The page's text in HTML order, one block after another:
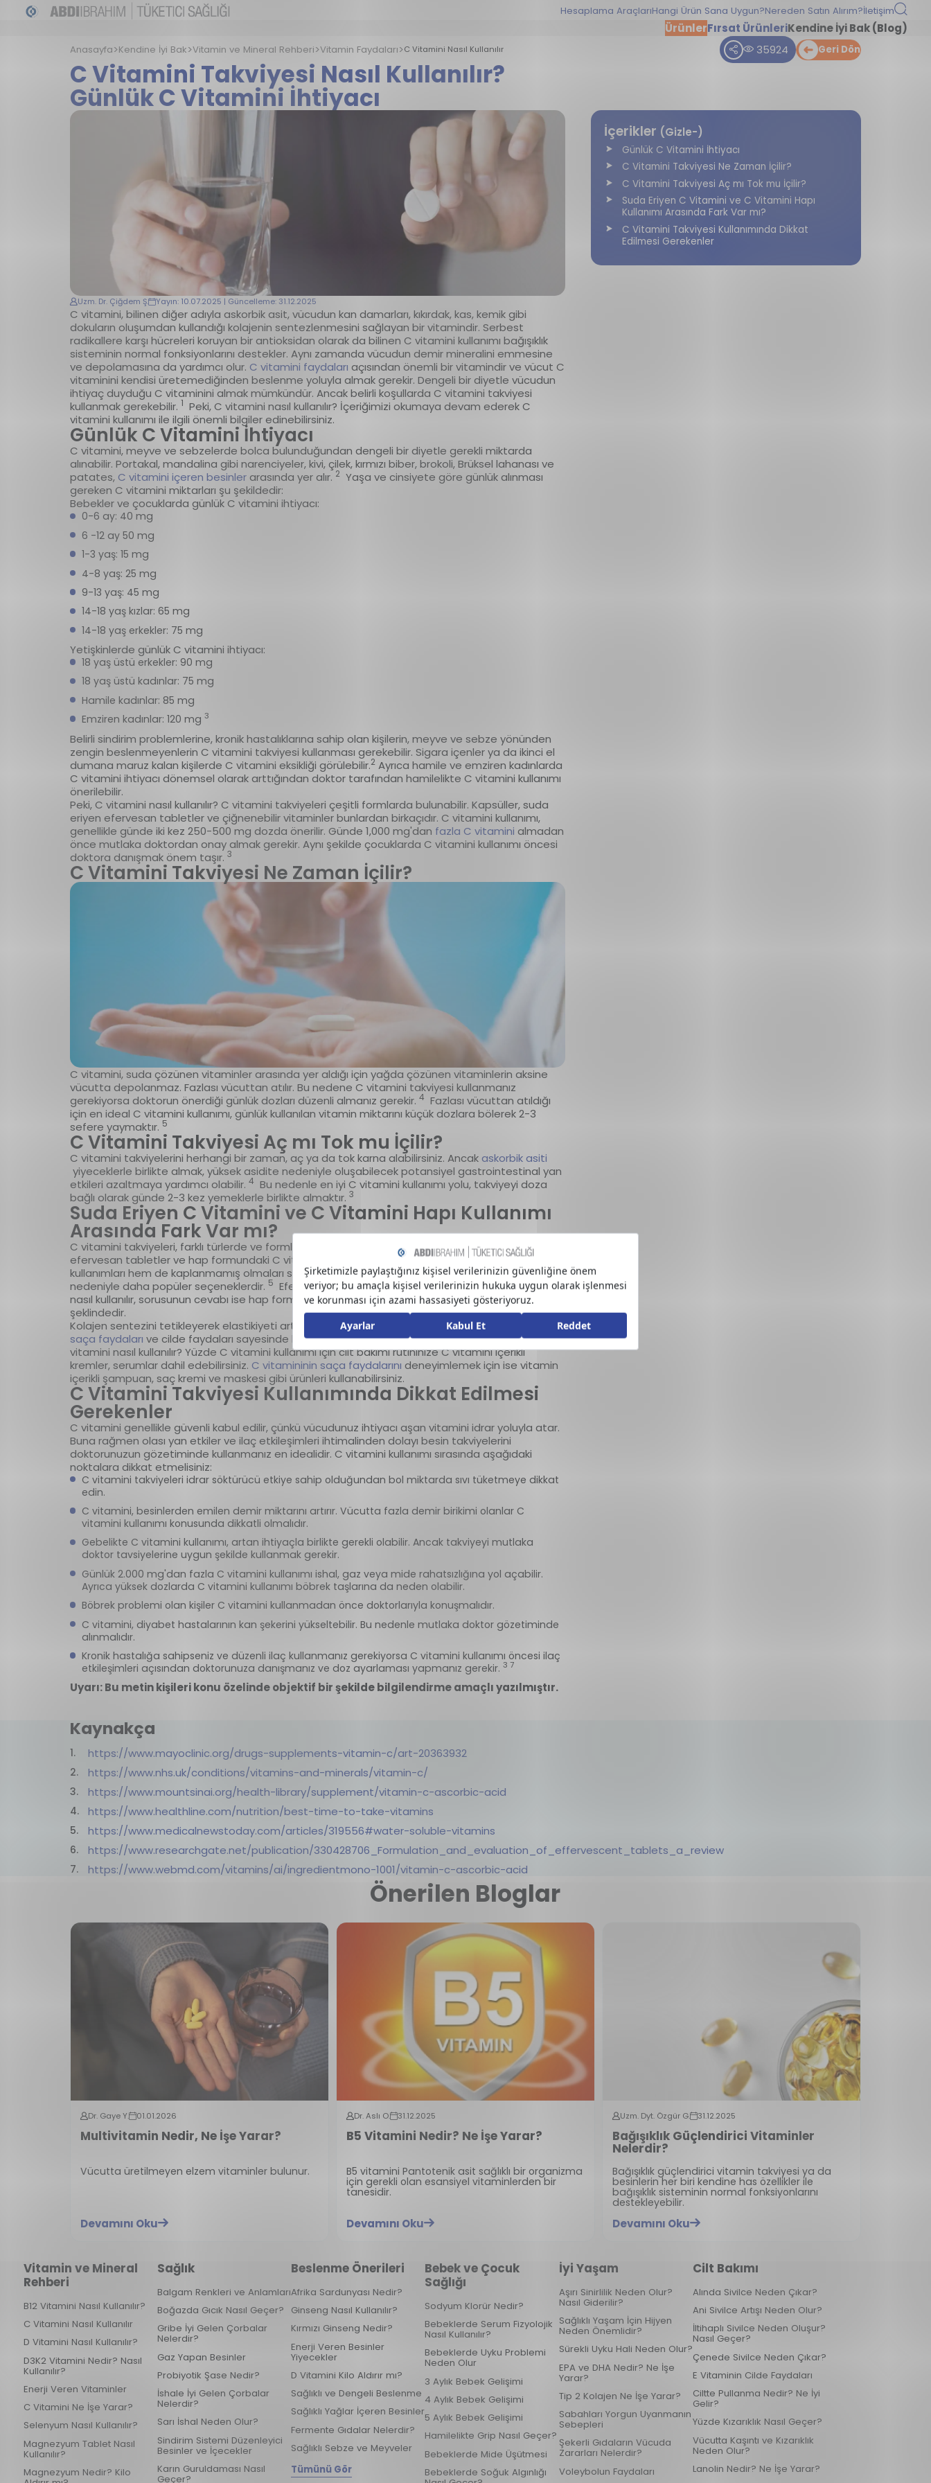
Hesaplama AraçlarıHangi Ürün Sana Uygun?Nereden Satın Alırım?İletişim
ÜrünlerFırsat ÜrünleriKendine İyi Bak (Blog)
Anasayfa Kendine İyi Bak Vitamin ve Mineral Rehberi Vitamin Faydaları C Vitamini Nasıl Kullanılır 35924 Geri Dön
C Vitamini Takviyesi Nasıl Kullanılır?
Günlük C Vitamini İhtiyacı
Uzm. Dr. Çiğdem Ş. Yayın: 10.07.2025 | Güncelleme: 31.12.2025
C vitamini, bilinen diğer adıyla askorbik asit, vücudun kan damarları, kıkırdak, kas, kemik gibi
dokuların oluşumdan kullandığı kolajenin sentezlenmesini sağlayan bir vitamindir. Serbest
radikallere karşı hücreleri koruyan bir antioksidan olarak da bilinen C vitamini kullanımı bağışıklık
sisteminin normal fonksiyonlarını destekler. Aynı zamanda vücudun demir mineralini emmesine
ve depolamasına da yardımcı olur. C vitamini faydaları açısından önemli bir vitamindir ve vücut C
vitaminini kendisi üretemediğinden beslenme yoluyla almak gerekir. Dengeli bir diyetle vücudun
ihtiyaç duyduğu C vitaminini almak mümkündür. Ancak belirli koşullarda C vitamini takviyesi
kullanmak gerekebilir. 1 Peki, C vitamini nasıl kullanılır? İçeriğimizi okumaya devam ederek C
vitamini kullanımı ile ilgili önemli bilgiler edinebilirsiniz.
Günlük C Vitamini İhtiyacı
C vitamini, meyve ve sebzelerde bolca bulunduğundan dengeli bir diyetle gerekli miktarda
alınabilir. Portakal, mandalina gibi narenciyeler, kivi, çilek, kırmızı biber, brokoli, Brüksel lahanası ve
patates, C vitamini içeren besinlerarasında yer alır. 2 Yaşa ve cinsiyete göre günlük alınması
gereken C vitamini miktarları şu şekildedir:
Bebekler ve çocuklarda günlük C vitamini ihtiyacı:
0-6 ay: 40 mg
6 -12 ay 50 mg
1-3 yaş: 15 mg
4-8 yaş: 25 mg
9-13 yaş: 45 mg
14-18 yaş kızlar: 65 mg
14-18 yaş erkekler: 75 mg
Yetişkinlerde günlük C vitamini ihtiyacı:
18 yaş üstü erkekler: 90 mg
18 yaş üstü kadınlar: 75 mg
Hamile kadınlar: 85 mg
Emziren kadınlar: 120 mg 3
Belirli sindirim problemlerine, kronik hastalıklarına sahip olan kişilerin, meyve ve sebze yönünden
zengin beslenmeyenlerin C vitamini takviyesi kullanması gerekebilir. Sigara içenler ya da ikinci el
dumana maruz kalan kişilerde C vitamini eksikliği görülebilir.2Ayrıca hamile ve emziren kadınlarda
C vitamini ihtiyacı dönemsel olarak arttığından doktor tarafından hamilelikte C vitamini kullanımı
önerilebilir.
Peki, C vitamini nasıl kullanılır? C vitamini takviyeleri çeşitli formlarda bulunabilir. Kapsüller, suda
eriyen efervesan tabletler ve çiğnenebilir vitaminler bunlardan birkaçıdır. C vitamini kullanımı,
genellikle günde iki kez 250-500 mg dozda önerilir. Günde 1,000 mg'dan fazla C vitamini almadan
önce mutlaka doktordan onay almak gerekir. Aynı şekilde çocuklarda C vitamini kullanımı öncesi
doktora danışmak önem taşır. 3
C Vitamini Takviyesi Ne Zaman İçilir?
C vitamini, suda çözünen vitaminler arasında yer aldığı için yağda çözünen vitaminlerin aksine
vücutta depolanmaz. Fazlası vücuttan atılır. Bu nedene C vitamini takviyesi kullanmanız
gerekiyorsa doktorun önerdiği günlük dozları düzenli almanız gerekir. 4 Fazlası vücuttan atıldığı
için en ideal C vitamini kullanımı, günlük kullanılan vitamin miktarını küçük dozlara bölerek 2-3
sefere yaymaktır. 5
C Vitamini Takviyesi Aç mı Tok mu İçilir?
C vitamini takviyelerini herhangi bir zaman, aç ya da tok karna alabilirsiniz. Ancak askorbik asiti
yiyeceklerle birlikte almak, yüksek asidite nedeniyle oluşabilecek potansiyel gastrointestinal yan
etkileri azaltmaya yardımcı olabilir. 4 Bu nedenle en iyi C vitamini kullanımı yolu, takviyeyi doza
bağlı olarak günde 2-3 kez yemeklerle birlikte almaktır. 3
Suda Eriyen C Vitamini ve C Vitamini Hapı Kullanımı
Arasında Fark Var mı?
C vitamini takviyeleri, farklı türlerde ve formlarda bulunabilir. Bunlardan en yaygınları suda eriyen
efervesan tabletler ve hap formundaki C vitamini takviyeleridir. Efervesan tabletler hem kolay
kullanımları hem de kaplanmamış olmaları sayesinde vücutta tamamen çözünebilir olmaları
nedeniyle daha popüler seçeneklerdir. 5 Efervesan tabletler suda eritilerek içilir. C vitamini hapı
nasıl kullanılır, sorusunun cevabı ise hap formundaki vitamini yeterli miktarda su ile tüketme
şeklindedir.
Kolajen sentezini tetikleyerek elastikiyeti artıran
C vitamini cilde faydaları
ile de bilinir. C vitamini
saça faydaları ve cilde faydaları sayesinde kozmetik ürünlerde sıklıkla yer bulur. Peki, cilt için C
vitamini nasıl kullanılır? Yüzde C vitamini kullanımı için cilt bakımı rutininize C vitamini içerikli
kremler, serumlar dahil edebilirsiniz. C vitamininin saça faydalarını deneyimlemek için ise vitamin
içerikli şampuan, saç kremi ve maskesi gibi ürünleri kullanabilirsiniz.
C Vitamini Takviyesi Kullanımında Dikkat Edilmesi
Gerekenler
C vitamini genellikle güvenli kabul edilir, çünkü vücudunuz ihtiyacı aşan vitamini idrar yoluyla atar.
Buna rağmen olası yan etkiler ve ilaç etkileşimleri ihtimalinden dolayı besin takviyelerini
doktorunuzun gözetiminde kullanmanız en idealidir. C vitamini kullanımı sırasında aşağıdaki
noktalara dikkat etmelisiniz:
C vitamini takviyeleri idrar söktürücü etkiye sahip olduğundan bol miktarda sıvı tüketmeye dikkat
edin.
C vitamini, besinlerden emilen demir miktarını artırır. Vücutta fazla demir birikimi olanlar C
vitamini kullanımı konusunda dikkatli olmalıdır.
Gebelikte C vitamini kullanımı, artan ihtiyaçla birlikte gerekli olabilir. Ancak takviyeyi mutlaka
doktor tavsiyelerine uygun şekilde kullanmak gerekir.
Günlük 2.000 mg'dan fazla C vitamini kullanımı ishal, gaz veya mide rahatsızlığına yol açabilir.
Ayrıca yüksek dozlarda C vitamini kullanımı böbrek taşlarına da neden olabilir.
Böbrek problemi olan kişiler C vitamini kullanmadan önce doktorlarıyla konuşmalıdır.
C vitamini, diyabet hastalarının kan şekerini yükseltebilir. Bu nedenle mutlaka doktor gözetiminde
alınmalıdır.
Kronik hastalığa sahipseniz ve düzenli ilaç kullanmanız gerekiyorsa C vitamini kullanımı öncesi ilaç
etkileşimleri açısından doktorunuza danışmanız ve doz ayarlaması yapmanız gerekir. 3 7
Uyarı: Bu metin kişileri konu özelinde objektif bir şekilde bilgilendirme amaçlı yazılmıştır.
İçerikler (Gizle-)
Günlük C Vitamini İhtiyacı
C Vitamini Takviyesi Ne Zaman İçilir?
C Vitamini Takviyesi Aç mı Tok mu İçilir?
Suda Eriyen C Vitamini ve C Vitamini Hapı
Kullanımı Arasında Fark Var mı?
C Vitamini Takviyesi Kullanımında Dikkat
Edilmesi Gerekenler
Kaynakça
https://www.mayoclinic.org/drugs-supplements-vitamin-c/art-20363932
https://www.nhs.uk/conditions/vitamins-and-minerals/vitamin-c/
https://www.mountsinai.org/health-library/supplement/vitamin-c-ascorbic-acid
https://www.healthline.com/nutrition/best-time-to-take-vitamins
https://www.medicalnewstoday.com/articles/319556#water-soluble-vitamins
https://www.researchgate.net/publication/330428706_Formulation_and_evaluation_of_effervescent_tablets_a_review
https://www.webmd.com/vitamins/ai/ingredientmono-1001/vitamin-c-ascorbic-acid
Önerilen Bloglar
Dr. Gaye Y. 01.01.2026
Multivitamin Nedir, Ne İşe Yarar?
Vücutta üretilmeyen elzem vitaminler bulunur.
Devamını Oku
Dr. Aslı O. 31.12.2025
B5 Vitamini Nedir? Ne İşe Yarar?
B5 vitamini Pantotenik asit sağlıklı bir organizma
için gerekli olan esansiyel vitaminlerden bir
tanesidir.
Devamını Oku
Uzm. Dyt. Özgür G. 31.12.2025
Bağışıklık Güçlendirici Vitaminler
Nelerdir?
Bağışıklık güçlendirici vitamin takviyesi ya da
besinlerin her biri kendine has özellikler ile
bağışıklık sisteminin normal fonksiyonlarını
destekleyebilir.
Devamını Oku
Vitamin ve Mineral
Rehberi
B12 Vitamini Nasıl Kullanılır?
C Vitamini Nasıl Kullanılır
D Vitamini Nasıl Kullanılır?
D3K2 Vitamini Nedir? Nasıl
Kullanılır?
Enerji Veren Vitaminler
C Vitamini Ne İşe Yarar?
Selenyum Nasıl Kullanılır?
Magnezyum Tablet Nasıl
Kullanılır?
Magnezyum Nedir? Kilo
Sağlık
Balgam Renkleri ve Anlamları
Boğazda Gıcık Nasıl Geçer?
Gribe İyi Gelen Çorbalar
Nelerdir?
Gaz Yapan Besinler
Probiyotik Şase Nedir?
İshale İyi Gelen Çorbalar
Nelerdir?
Sarı İshal Neden Olur?
Sindirim Sistemi Düzenleyici
Besinler ve İçecekler
Karın Guruldaması Nasıl
Geçer?
Beslenme Önerileri
Afrika Sardunyası Nedir?
Ginseng Nasıl Kullanılır?
Kırmızı Ginseng Nedir?
Enerji Veren Besinler
Yiyecekler
D Vitamini Kilo Aldırır mı?
Sağlıklı ve Dengeli Beslenme
Sağlıklı Yağlar İçeren Besinler
Fermente Gıdalar Nelerdir?
Sağlıklı Sebze ve Meyveler
Tümünü Gör
Bebek ve Çocuk
Sağlığı
Sodyum Klorür Nedir?
Bebeklerde Serum Fizyolojik
Nasıl Kullanılır?
Bebeklerde Uyku Problemi
Neden Olur
3 Aylık Bebek Gelişimi
4 Aylık Bebek Gelişimi
5 Aylık Bebek Gelişimi
Hamilelikte Grip Nasıl Geçer?
Bebeklerde Mide Üşütmesi
Bebeklerde Soğuk Algınlığı
İyi Yaşam
Aşırı Sinirlilik Neden Olur?
Nasıl Giderilir?
Sağlıklı Yaşam İçin Hijyen
Neden Önemlidir?
Sürekli Uyku Hali Neden Olur?
EPA ve DHA Nedir? Ne İşe
Yarar?
Tip 2 Kolajen Ne İşe Yarar?
Sabahları Yorgun Uyanmanın
Sebepleri
Şekerli Gıdaların Vücuda
Zararları Nelerdir?
Voleybolun Faydaları
Cilt Bakımı
Alında Sivilce Neden Çıkar?
Ani Sivilce Artışı Neden Olur?
İltihaplı Sivilce Neden Oluşur?
Nasıl Geçer?
Çenede Sivilce Neden Çıkar?
E Vitaminin Cilde Faydaları
Ciltte Pullanma Nedir? Ne İyi
Gelir?
Yüzde Kızarıklık Nasıl Geçer?
Vücutta Kaşıntı ve Kızarıklık
Neden Olur?
Lanolin Nedir? Ne İşe Yarar?